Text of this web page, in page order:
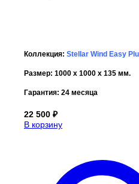
Коллекция: Stellar Wind Easy
Размер: 1000 x 1000 x 135 мм.
Гарантия: 24 месяца
22 500 ₽
В корзину